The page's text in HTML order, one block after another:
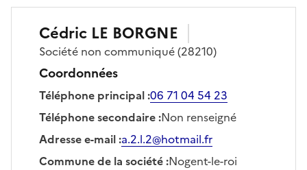
Cédric LE BORGNE
Société non communiqué(28210)
Coordonnées
Téléphone principal:06 71 04 54 23
Téléphone secondaire:Non renseigné
Adresse e-mail:a.2.l.2@hotmail.fr
Commune de la société:Nogent-le-roi